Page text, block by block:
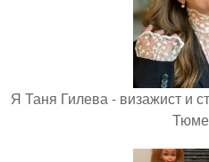
Я Таня Гилева - визажист и